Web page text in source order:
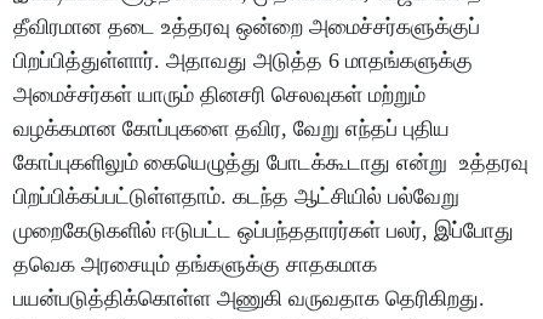
தீவிரமான தடை உத்தரவு ஒன்றை அமைச்சர்களுக்குப்
பிறப்பித்துள்ளார். அதாவது அடுத்த 6 மாதங்களுக்கு
அமைச்சர்கள் யாரும் தினசரி செலவுகள் மற்றும்
வழக்கமான கோப்புகளை தவிர, வேறு எந்தப் புதிய
கோப்புகளிலும் கையெழுத்து போடக்கூடாது என்று உத்தரவு
பிறப்பிக்கப்பட்டுள்ளதாம். கடந்த ஆட்சியில் பல்வேறு
முறைகேடுகளில் ஈடுபட்ட ஒப்பந்ததாரர்கள் பலர், இப்போது
தவெக அரசையும் தங்களுக்கு சாதகமாக
பயன்படுத்திக்கொள்ள அணுகி வருவதாக தெரிகிறது.